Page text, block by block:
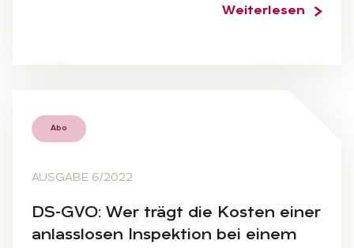
Weiterlesen
Abo
AUSGABE 6/2022
DS-GVO: Wer trägt die Kos­ten ei­ner
an­lass­lo­sen In­spek­ti­on bei ei­nem